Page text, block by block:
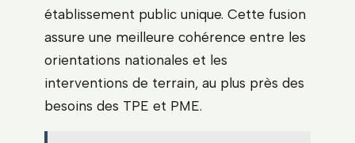
établissement public unique. Cette fusion
assure une meilleure cohérence entre les
orientations nationales et les
interventions de terrain, au plus près des
besoins des TPE et PME.